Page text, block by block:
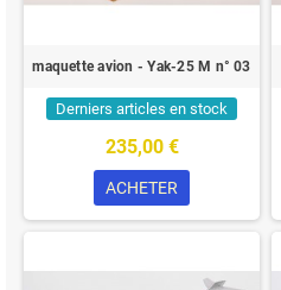
maquette avion - Yak-25 M n° 03
Derniers articles en stock
235,00 €
ACHETER